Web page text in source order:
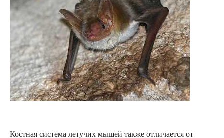
Костная система летучих мышей также отличается от